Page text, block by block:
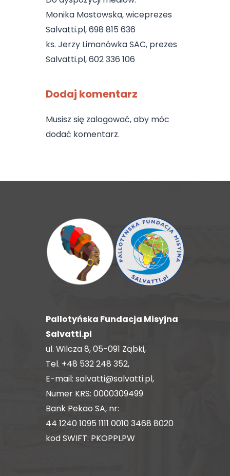
Monika Mostowska, wiceprezes
Salvatti.pl, 698 815 636
ks. Jerzy Limanówka SAC, prezes
Salvatti.pl, 602 336 106
Dodaj komentarz
Musisz się zalogować, aby móc
dodać komentarz.
Pallotyńska Fundacja Misyjna
Salvatti.pl
ul. Wilcza 8, 05-091 Ząbki,
Tel. +48 532 248 352,
E-mail: salvatti@salvatti.pl,
Numer KRS: 0000309499
Bank Pekao SA, nr:
44 1240 1095 1111 0010 3468 8020
kod SWIFT: PKOPPLPW